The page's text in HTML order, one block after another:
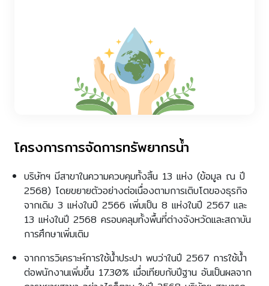
โครงการการจัดการทรัพยากรน้ำ
บริษัทฯ มีสาขาในความควบคุมทั้งสิ้น 13 แห่ง (ข้อมูล ณ ปี
2568) โดยขยายตัวอย่างต่อเนื่องตามการเติบโตของธุรกิจ
จากเดิม 3 แห่งในปี 2566 เพิ่มเป็น 8 แห่งในปี 2567 และ
13 แห่งในปี 2568 ครอบคลุมทั้งพื้นที่ต่างจังหวัดและสถาบัน
การศึกษาเพิ่มเติม
จากการวิเคราะห์การใช้น้ำประปา พบว่าในปี 2567 การใช้น้ำ
ต่อพนักงานเพิ่มขึ้น 17.30% เมื่อเทียบกับปีฐาน อันเป็นผลจาก